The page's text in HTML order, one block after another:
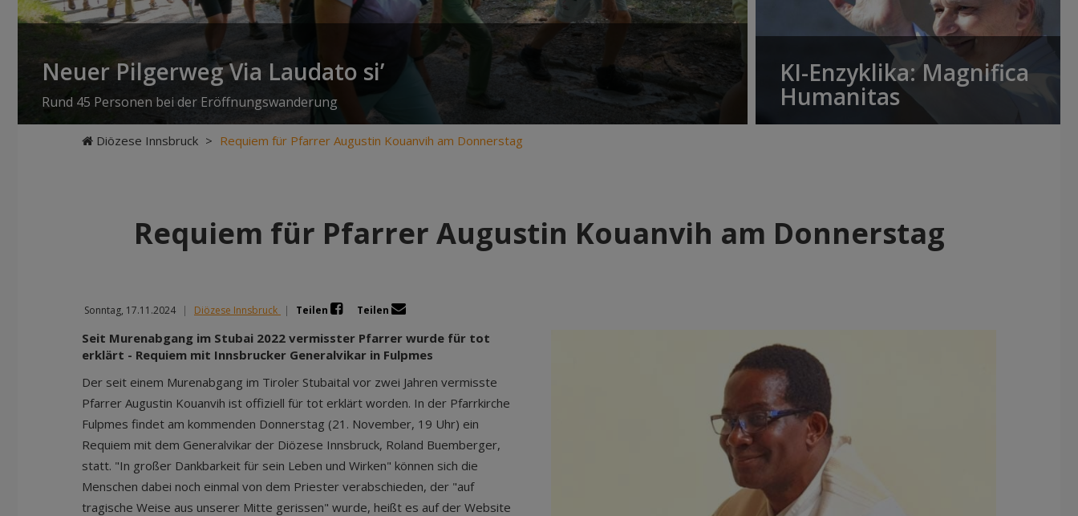
Neuer Pilgerweg Via Laudato si’
Rund 45 Personen bei der Eröffnungswanderung
KI-Enzyklika: Magnifica
Humanitas
Diözese Innsbruck > Requiem für Pfarrer Augustin Kouanvih am Donnerstag
Requiem für Pfarrer Augustin Kouanvih am Donnerstag
Sonntag, 17.11.2024 | Diözese Innsbruck | Teilen Teilen
Seit Murenabgang im Stubai 2022 vermisster Pfarrer wurde für tot
erklärt - Requiem mit Innsbrucker Generalvikar in Fulpmes
Der seit einem Murenabgang im Tiroler Stubaital vor zwei Jahren vermisste
Pfarrer Augustin Kouanvih ist offiziell für tot erklärt worden. In der Pfarrkirche
Fulpmes findet am kommenden Donnerstag (21. November, 19 Uhr) ein
Requiem mit dem Generalvikar der Diözese Innsbruck, Roland Buemberger,
statt. "In großer Dankbarkeit für sein Leben und Wirken" können sich die
Menschen dabei noch einmal von dem Priester verabschieden, der "auf
tragische Weise aus unserer Mitte gerissen" wurde, heißt es auf der Website